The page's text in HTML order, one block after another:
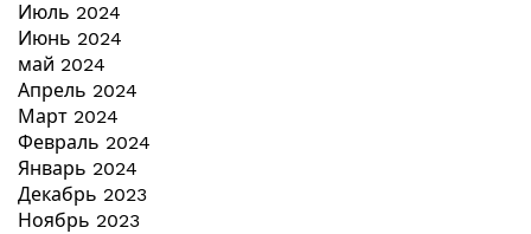
Июль 2024
Июнь 2024
май 2024
Апрель 2024
Март 2024
Февраль 2024
Январь 2024
Декабрь 2023
Ноябрь 2023